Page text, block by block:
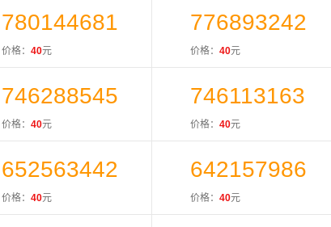
780144681
价格： 40元
776893242
价格： 40元
746288545
价格： 40元
746113163
价格： 40元
652563442
价格： 40元
642157986
价格： 40元